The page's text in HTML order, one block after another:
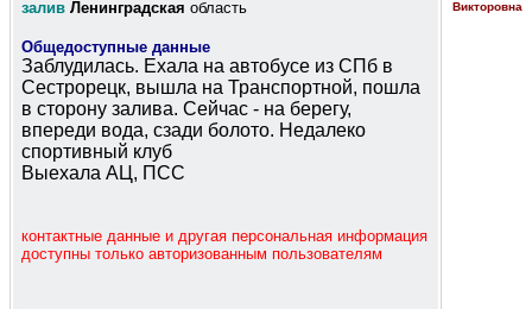
залив Ленинградская область
Общедоступные данные
Заблудилась. Ехала на автобусе из СПб в
Сестрорецк, вышла на Транспортной, пошла
в сторону залива. Сейчас - на берегу,
впереди вода, сзади болото. Недалеко
спортивный клуб
Выехала АЦ, ПСС
контактные данные и другая персональная информация
доступны только авторизованным пользователям
Викторовна